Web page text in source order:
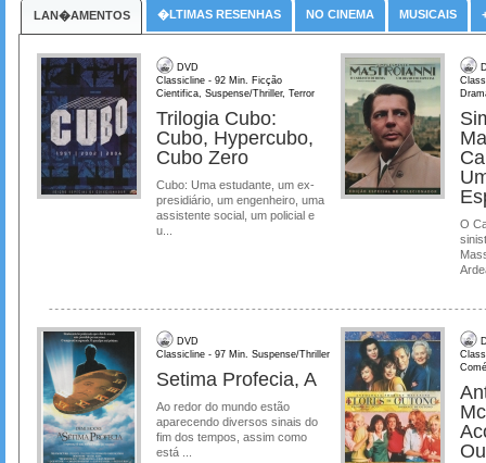
LAN�AMENTOS �LTIMAS RESENHAS NO CINEMA MUSICAIS
DVD
Classicline - 92 Min. Ficção
Cientifica, Suspense/Thriller, Terror
Trilogia Cubo:
Cubo, Hypercubo,
Cubo Zero
Cubo: Uma estudante, um ex-
presidiário, um engenheiro, uma
assistente social, um policial e
u...
O
DVD
Classicline - 97 Min. Suspense/Thriller
Setima Profecia, A
Ao redor do mundo estão
aparecendo diversos sinais do
fim dos tempos, assim como
está ...